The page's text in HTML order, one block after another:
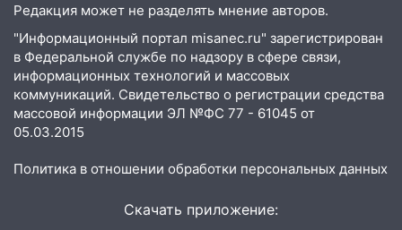
велосипеде и попал под колеса
12:18 Вспыхнул изнутри: в
Железнодорожном районе горела дача
11:33 В Засвияжье под колёса авто
попал мужчина
хозяйственные постройки
В Канадее горел жилой дом
Редакция может не разделять мнение авторов.
"Информационный портал misanec.ru" зарегистрирован
в Федеральной службе по надзору в сфере связи,
информационных технологий и массовых
коммуникаций. Свидетельство о регистрации средства
массовой информации ЭЛ №ФС 77 - 61045 от
05.03.2015
Политика в отношении обработки персональных данных
Скачать приложение: